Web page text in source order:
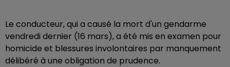
Le conducteur, qui a causé la mort d'un gendarme
vendredi dernier (16 mars), a été mis en examen pour
homicide et blessures involontaires par manquement
délibéré à une obligation de prudence.